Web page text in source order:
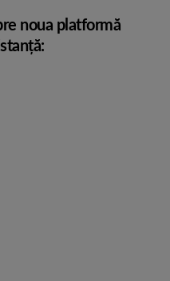
noua platformă